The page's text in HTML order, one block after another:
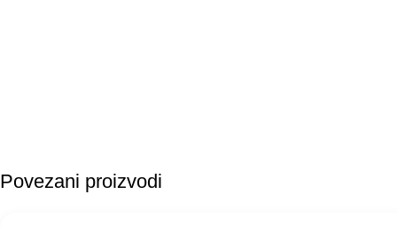
Povezani proizvodi